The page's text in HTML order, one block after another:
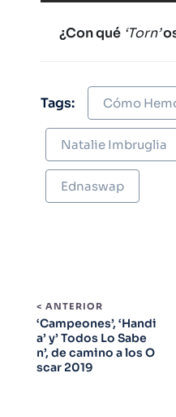
¿Con qué ‘Torn’
Tags: Cómo
Natalie Imbruglia
Ednaswap
< ANTERIOR
‘Campeones’, ‘Handi
a’ y’ Todos Lo Sabe
n’, de camino a los O
scar 2019